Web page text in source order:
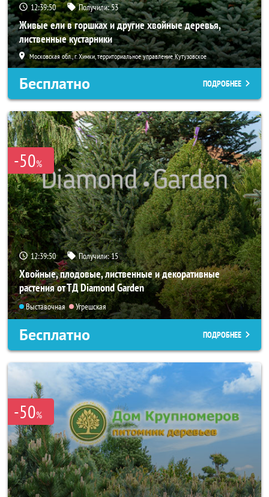
12:39:48 Получили:53
Живые ели в горшках и другие хвойные деревья,
лиственные кустарники
Московская обл., г. Химки, территориальное управление Кутузовское
Бесплатно ПОДРОБНЕЕ
-50%
12:39:48 Получили:15
Хвойные, плодовые, лиственные и декоративные
растения от ТД Diamond Garden
Выставочная Угрешская
Бесплатно ПОДРОБНЕЕ
-50%